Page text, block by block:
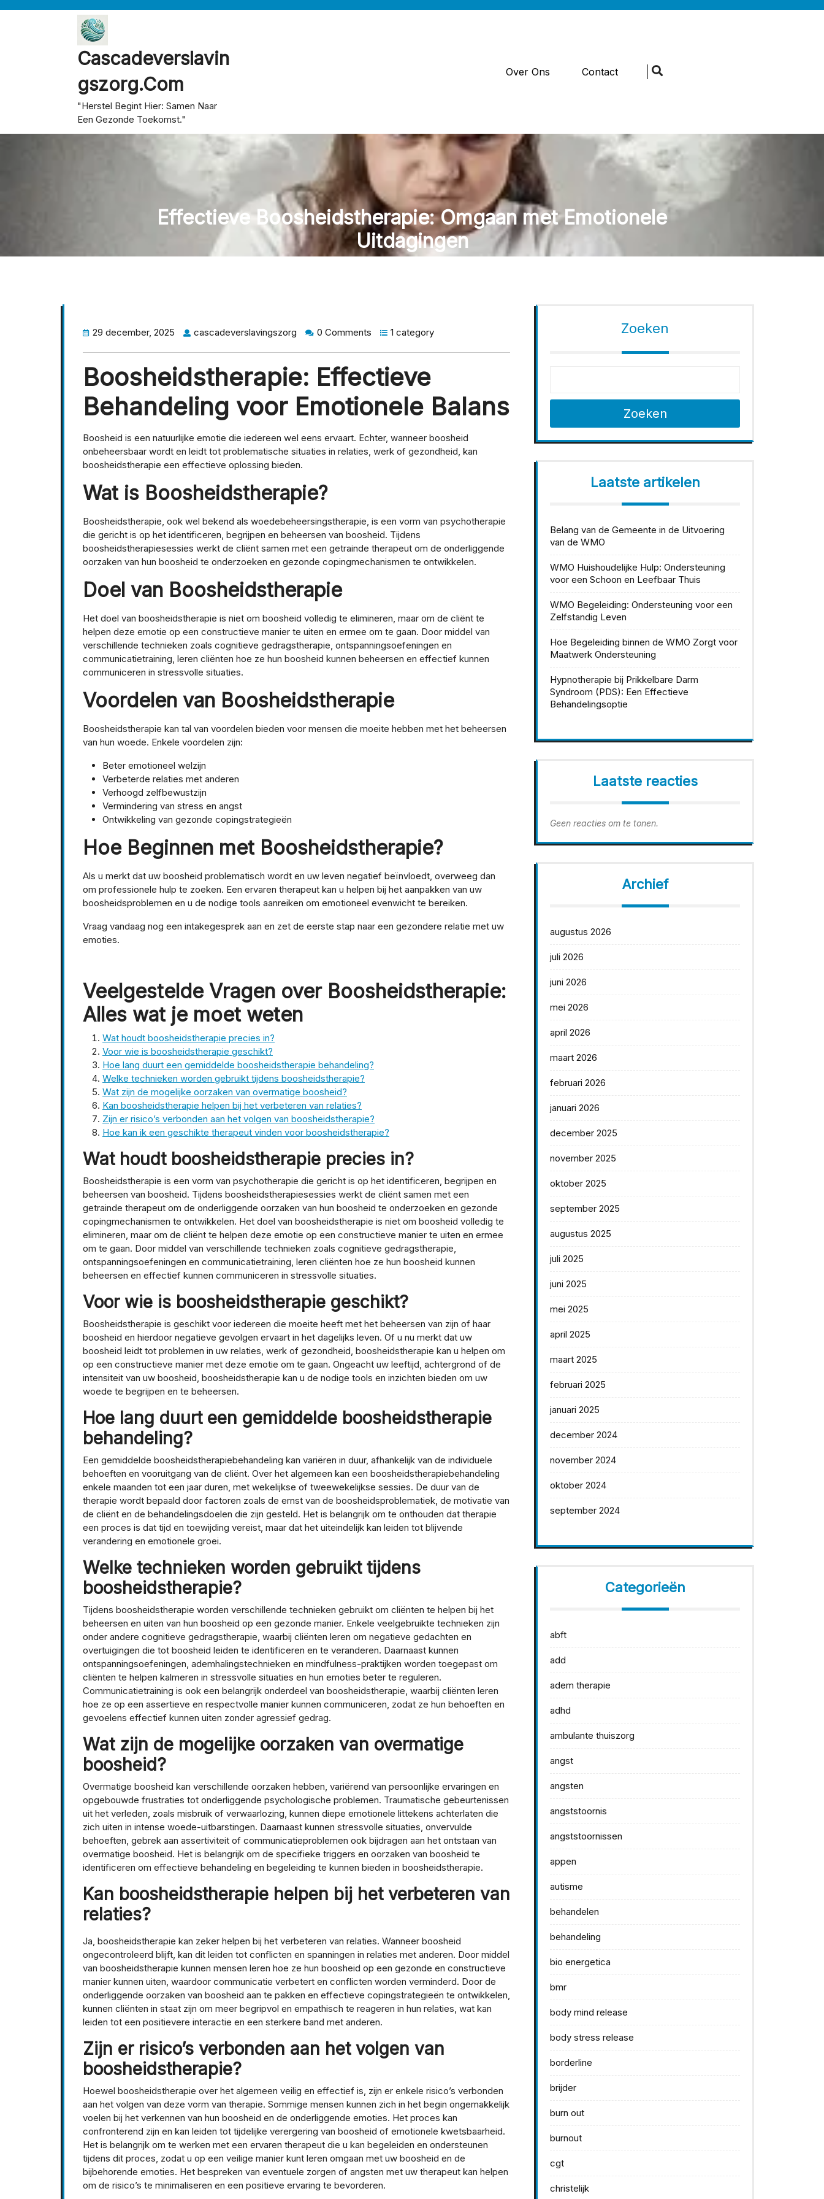
Cascadeverslavin
Gszorg.com
"Herstel Begint Hier: Samen Naar
Een Gezonde Toekomst."
Over Ons Contact
Effectieve Boosheidstherapie: Omgaan met Emotionele
Uitdagingen
29 december, 2025 cascadeverslavingszorg 0 Comments 1 category
Boosheidstherapie: Effectieve
Behandeling voor Emotionele Balans
Boosheid is een natuurlijke emotie die iedereen wel eens ervaart. Echter, wanneer boosheid
onbeheersbaar wordt en leidt tot problematische situaties in relaties, werk of gezondheid, kan
boosheidstherapie een effectieve oplossing bieden.
Wat is Boosheidstherapie?
Boosheidstherapie, ook wel bekend als woedebeheersingstherapie, is een vorm van psychotherapie
die gericht is op het identificeren, begrijpen en beheersen van boosheid. Tijdens
boosheidstherapiesessies werkt de cliënt samen met een getrainde therapeut om de onderliggende
oorzaken van hun boosheid te onderzoeken en gezonde copingmechanismen te ontwikkelen.
Doel van Boosheidstherapie
Het doel van boosheidstherapie is niet om boosheid volledig te elimineren, maar om de cliënt te
helpen deze emotie op een constructieve manier te uiten en ermee om te gaan. Door middel van
verschillende technieken zoals cognitieve gedragstherapie, ontspanningsoefeningen en
communicatietraining, leren cliënten hoe ze hun boosheid kunnen beheersen en effectief kunnen
communiceren in stressvolle situaties.
Voordelen van Boosheidstherapie
Boosheidstherapie kan tal van voordelen bieden voor mensen die moeite hebben met het beheersen
van hun woede. Enkele voordelen zijn:
Beter emotioneel welzijn
Verbeterde relaties met anderen
Verhoogd zelfbewustzijn
Vermindering van stress en angst
Ontwikkeling van gezonde copingstrategieën
Hoe Beginnen met Boosheidstherapie?
Als u merkt dat uw boosheid problematisch wordt en uw leven negatief beïnvloedt, overweeg dan
om professionele hulp te zoeken. Een ervaren therapeut kan u helpen bij het aanpakken van uw
boosheidsproblemen en u de nodige tools aanreiken om emotioneel evenwicht te bereiken.
Vraag vandaag nog een intakegesprek aan en zet de eerste stap naar een gezondere relatie met uw
emoties.
Veelgestelde Vragen over Boosheidstherapie:
Alles wat je moet weten
Wat houdt boosheidstherapie precies in?
Voor wie is boosheidstherapie geschikt?
Hoe lang duurt een gemiddelde boosheidstherapie behandeling?
Welke technieken worden gebruikt tijdens boosheidstherapie?
Wat zijn de mogelijke oorzaken van overmatige boosheid?
Kan boosheidstherapie helpen bij het verbeteren van relaties?
Zijn er risico’s verbonden aan het volgen van boosheidstherapie?
Hoe kan ik een geschikte therapeut vinden voor boosheidstherapie?
Wat houdt boosheidstherapie precies in?
Boosheidstherapie is een vorm van psychotherapie die gericht is op het identificeren, begrijpen en
beheersen van boosheid. Tijdens boosheidstherapiesessies werkt de cliënt samen met een
getrainde therapeut om de onderliggende oorzaken van hun boosheid te onderzoeken en gezonde
copingmechanismen te ontwikkelen. Het doel van boosheidstherapie is niet om boosheid volledig te
elimineren, maar om de cliënt te helpen deze emotie op een constructieve manier te uiten en ermee
om te gaan. Door middel van verschillende technieken zoals cognitieve gedragstherapie,
ontspanningsoefeningen en communicatietraining, leren cliënten hoe ze hun boosheid kunnen
beheersen en effectief kunnen communiceren in stressvolle situaties.
Voor wie is boosheidstherapie geschikt?
Boosheidstherapie is geschikt voor iedereen die moeite heeft met het beheersen van zijn of haar
boosheid en hierdoor negatieve gevolgen ervaart in het dagelijks leven. Of u nu merkt dat uw
boosheid leidt tot problemen in uw relaties, werk of gezondheid, boosheidstherapie kan u helpen om
op een constructieve manier met deze emotie om te gaan. Ongeacht uw leeftijd, achtergrond of de
intensiteit van uw boosheid, boosheidstherapie kan u de nodige tools en inzichten bieden om uw
woede te begrijpen en te beheersen.
Hoe lang duurt een gemiddelde boosheidstherapie
behandeling?
Een gemiddelde boosheidstherapiebehandeling kan variëren in duur, afhankelijk van de individuele
behoeften en vooruitgang van de cliënt. Over het algemeen kan een boosheidstherapiebehandeling
enkele maanden tot een jaar duren, met wekelijkse of tweewekelijkse sessies. De duur van de
therapie wordt bepaald door factoren zoals de ernst van de boosheidsproblematiek, de motivatie van
de cliënt en de behandelingsdoelen die zijn gesteld. Het is belangrijk om te onthouden dat therapie
een proces is dat tijd en toewijding vereist, maar dat het uiteindelijk kan leiden tot blijvende
verandering en emotionele groei.
Welke technieken worden gebruikt tijdens
boosheidstherapie?
Tijdens boosheidstherapie worden verschillende technieken gebruikt om cliënten te helpen bij het
beheersen en uiten van hun boosheid op een gezonde manier. Enkele veelgebruikte technieken zijn
onder andere cognitieve gedragstherapie, waarbij cliënten leren om negatieve gedachten en
overtuigingen die tot boosheid leiden te identificeren en te veranderen. Daarnaast kunnen
ontspanningsoefeningen, ademhalingstechnieken en mindfulness-praktijken worden toegepast om
cliënten te helpen kalmeren in stressvolle situaties en hun emoties beter te reguleren.
Communicatietraining is ook een belangrijk onderdeel van boosheidstherapie, waarbij cliënten leren
hoe ze op een assertieve en respectvolle manier kunnen communiceren, zodat ze hun behoeften en
gevoelens effectief kunnen uiten zonder agressief gedrag.
Wat zijn de mogelijke oorzaken van overmatige
boosheid?
Overmatige boosheid kan verschillende oorzaken hebben, variërend van persoonlijke ervaringen en
opgebouwde frustraties tot onderliggende psychologische problemen. Traumatische gebeurtenissen
uit het verleden, zoals misbruik of verwaarlozing, kunnen diepe emotionele littekens achterlaten die
zich uiten in intense woede-uitbarstingen. Daarnaast kunnen stressvolle situaties, onvervulde
behoeften, gebrek aan assertiviteit of communicatieproblemen ook bijdragen aan het ontstaan van
overmatige boosheid. Het is belangrijk om de specifieke triggers en oorzaken van boosheid te
identificeren om effectieve behandeling en begeleiding te kunnen bieden in boosheidstherapie.
Kan boosheidstherapie helpen bij het verbeteren van
relaties?
Ja, boosheidstherapie kan zeker helpen bij het verbeteren van relaties. Wanneer boosheid
ongecontroleerd blijft, kan dit leiden tot conflicten en spanningen in relaties met anderen. Door middel
van boosheidstherapie kunnen mensen leren hoe ze hun boosheid op een gezonde en constructieve
manier kunnen uiten, waardoor communicatie verbetert en conflicten worden verminderd. Door de
onderliggende oorzaken van boosheid aan te pakken en effectieve copingstrategieën te ontwikkelen,
kunnen cliënten in staat zijn om meer begripvol en empathisch te reageren in hun relaties, wat kan
leiden tot een positievere interactie en een sterkere band met anderen.
Zijn er risico’s verbonden aan het volgen van
boosheidstherapie?
Hoewel boosheidstherapie over het algemeen veilig en effectief is, zijn er enkele risico’s verbonden
aan het volgen van deze vorm van therapie. Sommige mensen kunnen zich in het begin ongemakkelijk
voelen bij het verkennen van hun boosheid en de onderliggende emoties. Het proces kan
confronterend zijn en kan leiden tot tijdelijke verergering van boosheid of emotionele kwetsbaarheid.
Het is belangrijk om te werken met een ervaren therapeut die u kan begeleiden en ondersteunen
tijdens dit proces, zodat u op een veilige manier kunt leren omgaan met uw boosheid en de
bijbehorende emoties. Het bespreken van eventuele zorgen of angsten met uw therapeut kan helpen
om de risico’s te minimaliseren en een positieve ervaring te bevorderen.
Zoeken
Zoeken
Laatste artikelen
Belang van de Gemeente in de Uitvoering
van de WMO
WMO Huishoudelijke Hulp: Ondersteuning
voor een Schoon en Leefbaar Thuis
WMO Begeleiding: Ondersteuning voor een
Zelfstandig Leven
Hoe Begeleiding binnen de WMO Zorgt voor
Maatwerk Ondersteuning
Hypnotherapie bij Prikkelbare Darm
Syndroom (PDS): Een Effectieve
Behandelingsoptie
Laatste reacties
Geen reacties om te tonen.
Archief
augustus 2026
juli 2026
juni 2026
mei 2026
april 2026
maart 2026
februari 2026
januari 2026
december 2025
november 2025
oktober 2025
september 2025
augustus 2025
juli 2025
juni 2025
mei 2025
april 2025
maart 2025
februari 2025
januari 2025
december 2024
november 2024
oktober 2024
september 2024
Categorieën
abft
add
adem therapie
adhd
ambulante thuiszorg
angst
angsten
angststoornis
angststoornissen
appen
autisme
behandelen
behandeling
bio energetica
bmr
body mind release
body stress release
borderline
brijder
burn out
burnout
cgt
christelijk